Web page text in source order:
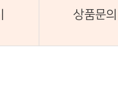
상품문의